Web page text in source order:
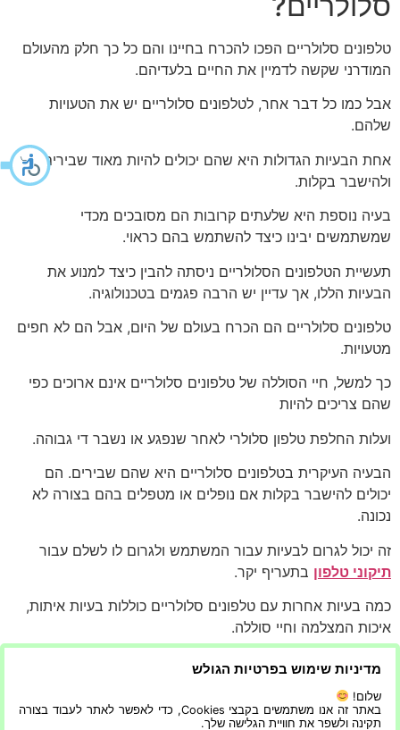
טלפונים סלולריים הפכו להכרח בחיינו והם כל כך חלק מהעולם
המודרני שקשה לדמיין את החיים בלעדיהם.
אבל כמו כל דבר אחר, לטלפונים סלולריים יש את הטעויות
שלהם.
אחת הבעיות הגדולות היא שהם יכולים להיות מאוד שבירים
ולהישבר בקלות.
בעיה נוספת היא שלעתים קרובות הם מסובכים מכדי
שמשתמשים יבינו כיצד להשתמש בהם כראוי.
תעשיית הטלפונים הסלולריים ניסתה להבין כיצד למנוע את
הבעיות הללו, אך עדיין יש הרבה פגמים בטכנולוגיה.
טלפונים סלולריים הם הכרח בעולם של היום, אבל הם לא חפים
מטעויות.
כך למשל, חיי הסוללה של טלפונים סלולריים אינם ארוכים כפי
שהם צריכים להיות
ועלות החלפת טלפון סלולרי לאחר שנפגע או נשבר די גבוהה.
הבעיה העיקרית בטלפונים סלולריים היא שהם שבירים. הם
יכולים להישבר בקלות אם נופלים או מטפלים בהם בצורה לא
נכונה.
זה יכול לגרום לבעיות עבור המשתמש ולגרום לו לשלם עבור
תיקוני טלפון בתעריף יקר.
כמה בעיות אחרות עם טלפונים סלולריים כוללות בעיות איתות,
איכות המצלמה וחיי סוללה.
טלפונים סלולריים הם ברכה עבור רובנו. הם הצליחו להפוך את
אבל עם ההתקדמות בטכנולוגיה, זה בלתי נמנע שיהיו כמה
מדיניות שימוש בפרטיות הגולש
שלום!
באתר זה אנו משתמשים בקבצי Cookies, כדי לאפשר לאתר לעבוד בצורה
תקינה ולשפר את חוויית הגלישה שלך.